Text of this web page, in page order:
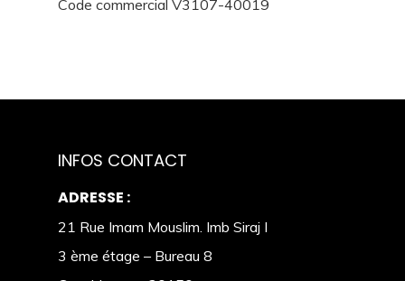
Code commercial V3107-40019
INFOS CONTACT
ADRESSE :
21 Rue Imam Mouslim. Imb Siraj I
3 ème étage – Bureau 8